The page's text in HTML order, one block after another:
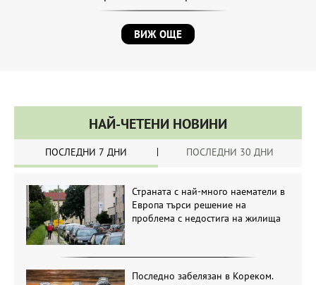
ВИЖ ОЩЕ
НАЙ-ЧЕТЕНИ НОВИНИ
ПОСЛЕДНИ 7 ДНИ ПОСЛЕДНИ 30 ДНИ
Страната с най-много наематели в
Европа търси решение на
проблема с недостига на жилища
Последно забелязан в Кореком.